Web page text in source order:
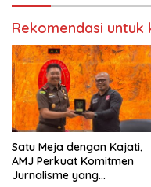
Rekomendasi untuk
Satu Meja dengan Kajati,
AMJ Perkuat Komitmen
Jurnalisme yang